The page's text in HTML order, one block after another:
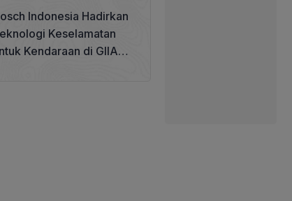
Indonesia Hadirkan
Keselamatan
Kendaraan di GIIAS